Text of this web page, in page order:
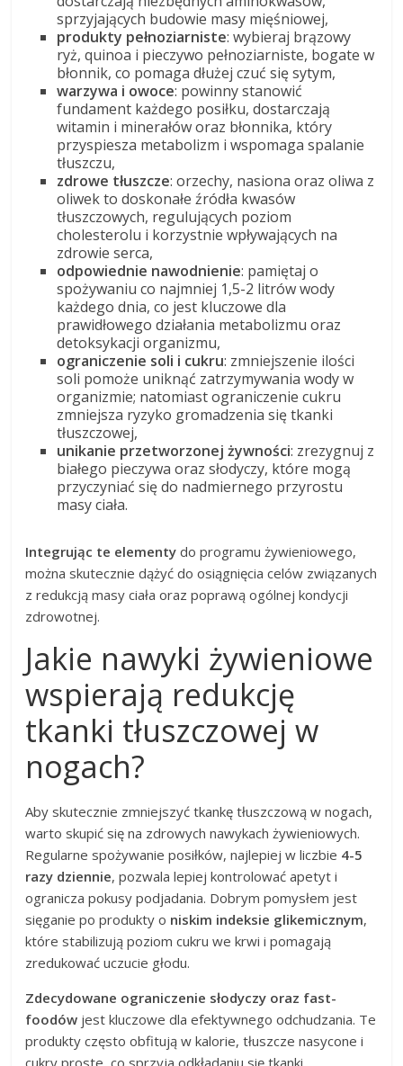
sprzyjających budowie masy mięśniowej,
produkty pełnoziarniste: wybieraj brązowy
ryż, quinoa i pieczywo pełnoziarniste, bogate w
błonnik, co pomaga dłużej czuć się sytym,
warzywa i owoce: powinny stanowić
fundament każdego posiłku, dostarczają
witamin i minerałów oraz błonnika, który
przyspiesza metabolizm i wspomaga spalanie
tłuszczu,
zdrowe tłuszcze: orzechy, nasiona oraz oliwa z
oliwek to doskonałe źródła kwasów
tłuszczowych, regulujących poziom
cholesterolu i korzystnie wpływających na
zdrowie serca,
odpowiednie nawodnienie: pamiętaj o
spożywaniu co najmniej 1,5-2 litrów wody
każdego dnia, co jest kluczowe dla
prawidłowego działania metabolizmu oraz
detoksykacji organizmu,
ograniczenie soli i cukru: zmniejszenie ilości
soli pomoże uniknąć zatrzymywania wody w
organizmie; natomiast ograniczenie cukru
zmniejsza ryzyko gromadzenia się tkanki
tłuszczowej,
unikanie przetworzonej żywności: zrezygnuj z
białego pieczywa oraz słodyczy, które mogą
przyczyniać się do nadmiernego przyrostu
masy ciała.
Integrując te elementy do programu żywieniowego,
można skutecznie dążyć do osiągnięcia celów związanych
z redukcją masy ciała oraz poprawą ogólnej kondycji
zdrowotnej.
Jakie nawyki żywieniowe
wspierają redukcję
tkanki tłuszczowej w
nogach?
Aby skutecznie zmniejszyć tkankę tłuszczową w nogach,
warto skupić się na zdrowych nawykach żywieniowych.
Regularne spożywanie posiłków, najlepiej w liczbie 4-5
razy dziennie, pozwala lepiej kontrolować apetyt i
ogranicza pokusy podjadania. Dobrym pomysłem jest
sięganie po produkty o niskim indeksie glikemicznym,
które stabilizują poziom cukru we krwi i pomagają
zredukować uczucie głodu.
Zdecydowane ograniczenie słodyczy oraz fast-
foodów jest kluczowe dla efektywnego odchudzania. Te
produkty często obfitują w kalorie, tłuszcze nasycone i